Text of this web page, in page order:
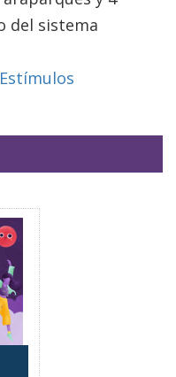
del sistema